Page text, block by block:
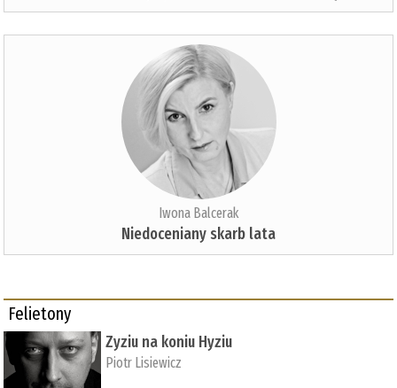
Iwona Balcerak
Niedoceniany skarb lata
Felietony
Zyziu na koniu Hyziu
Piotr Lisiewicz